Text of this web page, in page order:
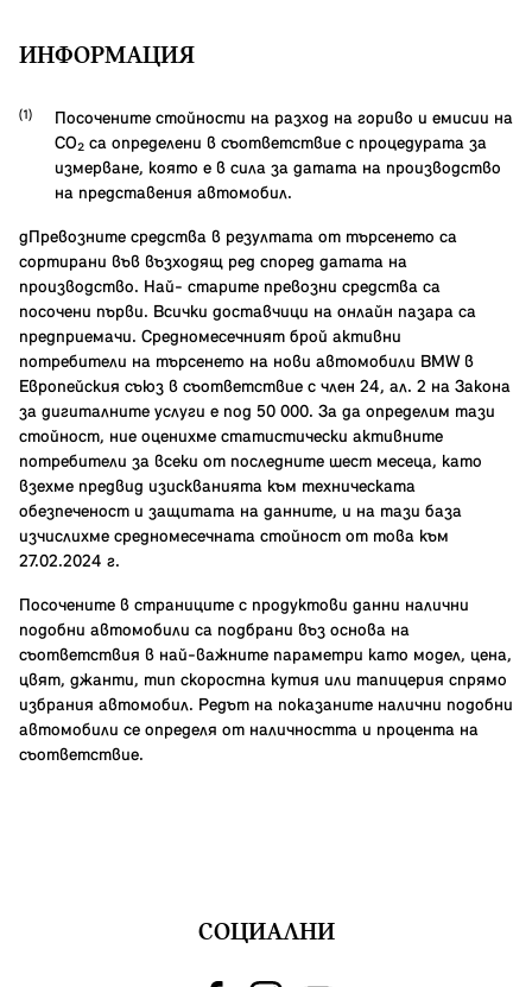
ИНФОРМАЦИЯ
Посочените стойности на разход на гориво и емисии на
CO₂ са определени в съответствие с процедурата за
измерване, която е в сила за датата на производство
на представения автомобил.
gПревозните средства в резултата от търсенето са
сортирани във възходящ ред според датата на
производство. Най- старите превозни средства са
посочени първи. Всички доставчици на онлайн пазара са
предприемачи. Средномесечният брой активни
потребители на търсенето на нови автомобили BMW в
Европейския съюз в съответствие с член 24, ал. 2 на Закона
за дигиталните услуги е под 50 000. За да определим тази
стойност, ние оценихме статистически активните
потребители за всеки от последните шест месеца, като
взехме предвид изискванията към техническата
обезпеченост и защитата на данните, и на тази база
изчислихме средномесечната стойност от това към
27.02.2024 г.
Посочените в страниците с продуктови данни налични
подобни автомобили са подбрани въз основа на
съответствия в най-важните параметри като модел, цена,
цвят, джанти, тип скоростна кутия или тапицерия спрямо
избрания автомобил. Редът на показаните налични подобни
автомобили се определя от наличността и процента на
съответствие.
СОЦИАЛНИ